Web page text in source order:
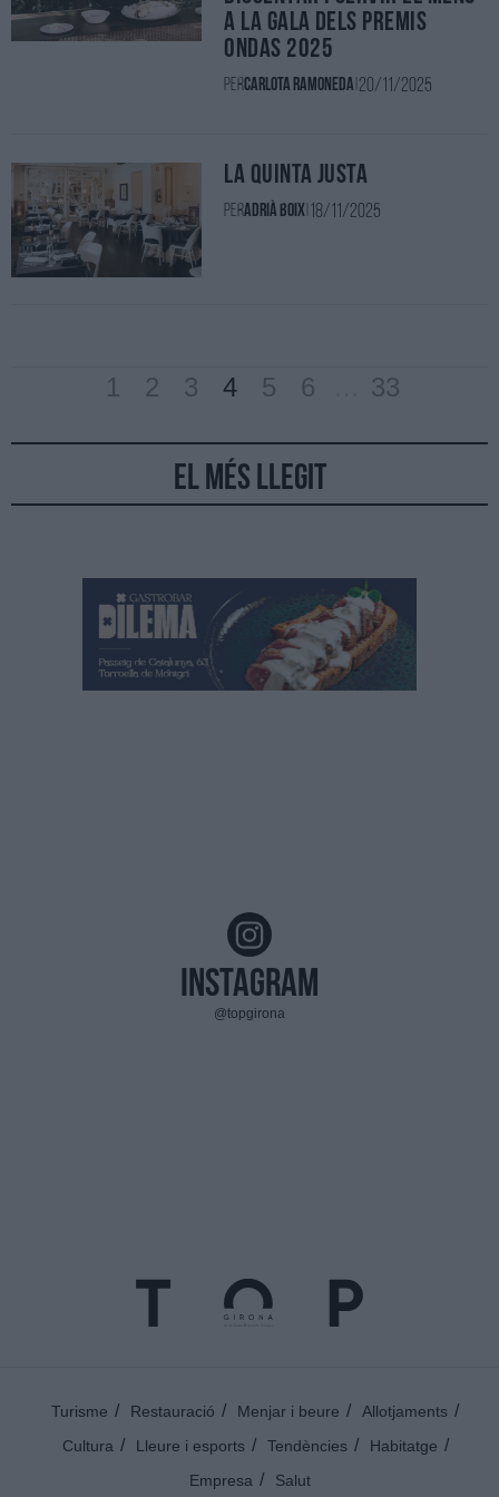
a la Gala dels Premis
Ondas 2025
PerCarlota Ramoneda 20/11/2025
La Quinta Justa
PerAdrià Boix 18/11/2025
1 2 3 4 5 6 33
El més llegit
Instagram
@topgirona
Turisme Restauració Menjar i beure
Allotjaments
Cultura
Lleure i esports Tendències
Habitatge
Empresa
Salut